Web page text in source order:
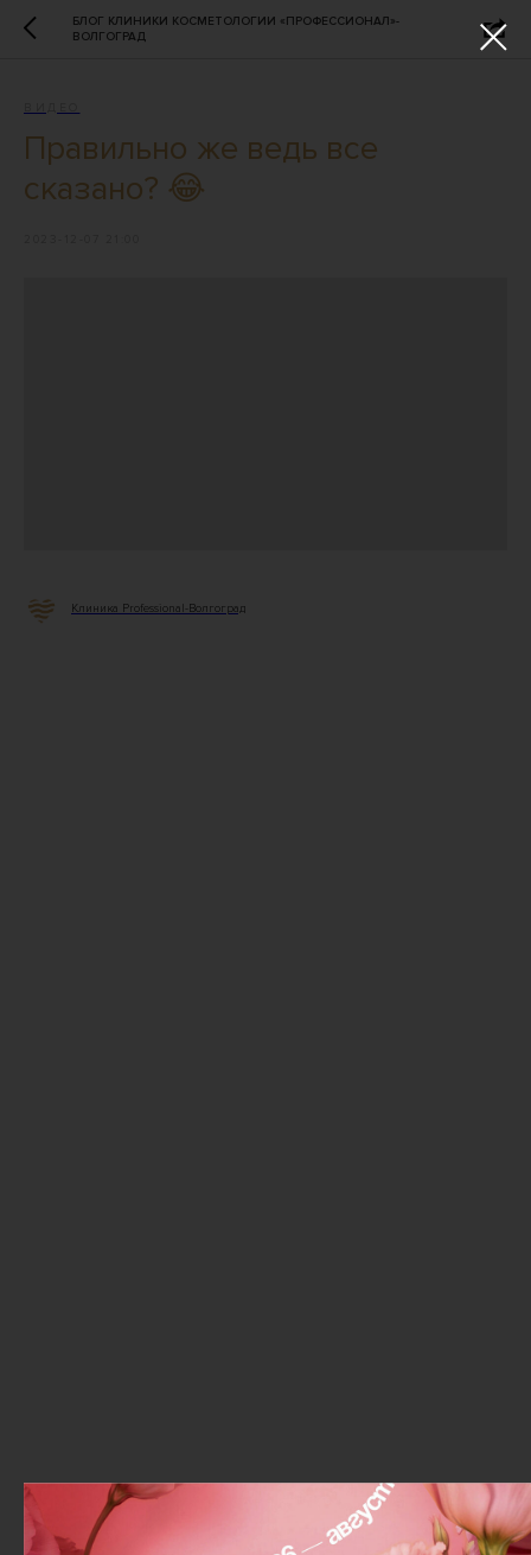
БЛОГ КЛИНИКИ КОСМЕТОЛОГИИ «ПРОФЕССИОНАЛ»-
ВОЛГОГРАД
Правильно же ведь все
сказано? 😂
Клиника Professional-Волгоград